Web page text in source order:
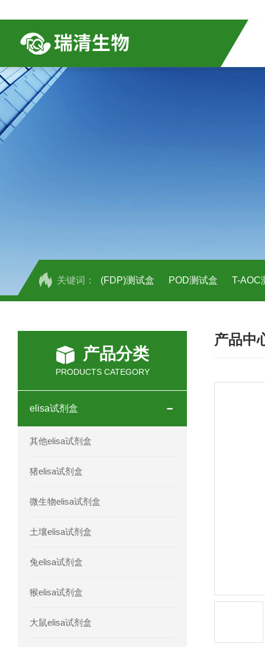
关键词： (FDP)测试盒 POD测试盒 T-AOC
人全式钴氨素2(HTSB2)elisa试剂盒现
人鞘脂(SPH)elisa试剂盒现货速发
人蓝氏贾第虫(GL)elisa试剂盒厂家直销
产品分类
PRODUCTS CATEGORY
elisa试剂盒
其他elisa试剂盒
猪elisa试剂盒
微生物elisa试剂盒
土壤elisa试剂盒
兔elisa试剂盒
猴elisa试剂盒
大鼠elisa试剂盒
产品中